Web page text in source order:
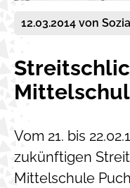
12.03.2014 von
Vom 21. bis
zukünftigen
Mittelschule